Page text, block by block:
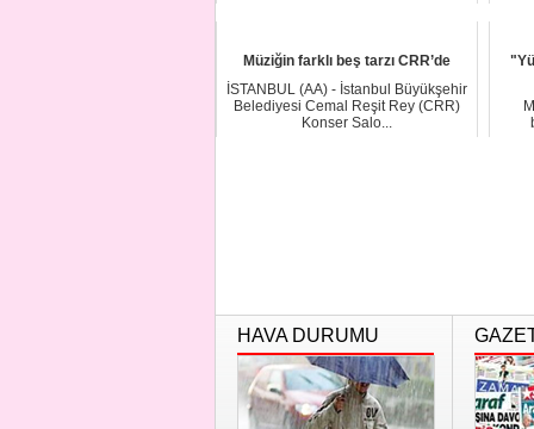
Müziğin farklı beş tarzı CRR’de
İSTANBUL (AA) - İstanbul Büyükşehir
Belediyesi Cemal Reşit Rey (CRR)
Konser Salo...
HAVA DURUMU